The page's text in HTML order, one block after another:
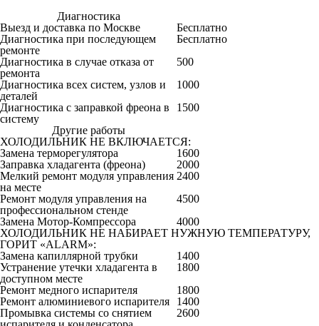
Диагностика
Выезд и доставка по Москве
Бесплатно
Диагностика при последующем
ремонте
Бесплатно
Диагностика в случае отказа от
ремонта
500
Диагностика всех систем, узлов и
деталей
1000
Диагностика с заправкой фреона в
систему
1500
Другие работы
ХОЛОДИЛЬНИК НЕ ВКЛЮЧАЕТСЯ:
Замена терморегулятора
1600
Заправка хладагента (фреона)
2000
Мелкий ремонт модуля управления
на месте
2400
Ремонт модуля управления на
профессиональном стенде
4500
Замена Мотор-Компрессора
4000
ХОЛОДИЛЬНИК НЕ НАБИРАЕТ НУЖНУЮ ТЕМПЕРАТУРУ,
ГОРИТ «ALARM»:
Замена капиллярной трубки
1400
Устранение утечки хладагента в
доступном месте
1800
Ремонт медного испарителя
1800
Ремонт алюминиевого испарителя
1400
Промывка системы со снятием
2600